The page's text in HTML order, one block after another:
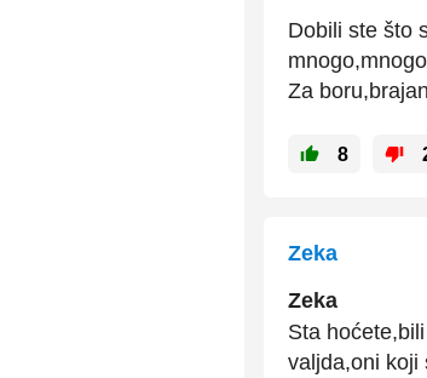
Dobili ste što
Za
8
Zeka
Zeka
Sta
valjda,oni koji